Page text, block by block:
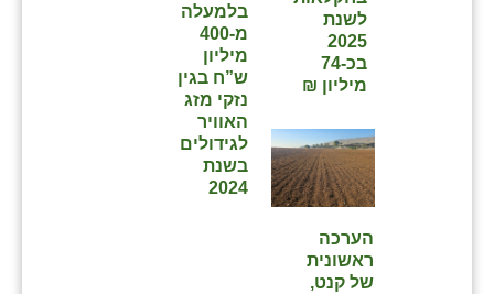
בלמעלה
מ-400
מיליון
ש”ח בגין
נזקי מזג
האוויר
לגידולים
בשנת
2024
לשנת
2025
בכ-74
מיליון ₪
הערכה
ראשונית
של קנט,